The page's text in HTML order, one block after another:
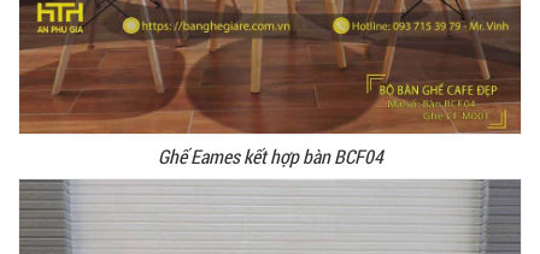
Ghế Eames kết hợp bàn BCF04